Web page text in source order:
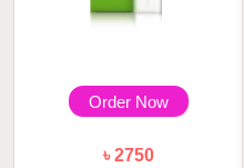
Order Now
৳ 2750